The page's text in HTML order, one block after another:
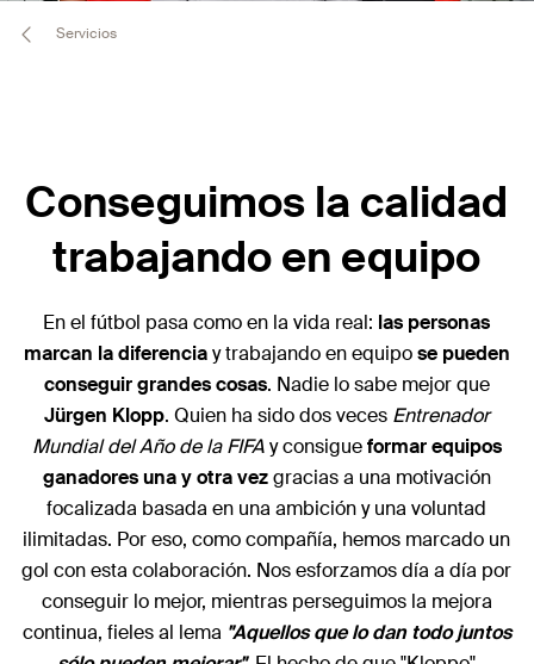
Servicios
Conseguimos la calidad
trabajando en equipo
En el fútbol pasa como en la vida real: las personas
marcan la diferenciay trabajando en equipose pueden
conseguir grandes cosas. Nadie lo sabe mejor que
Jürgen Klopp. Quien ha sido dos veces Entrenador
Mundial del Año de la FIFAy consigueformar equipos
ganadores una y otra vezgracias a una motivación
focalizada basada en una ambición y una voluntad
ilimitadas. Por eso, como compañía, hemos marcado un
gol con esta colaboración. Nos esforzamos día a día por
conseguir lo mejor, mientras perseguimos la mejora
continua, fieles al lema "Aquellos que lo dan todo juntos